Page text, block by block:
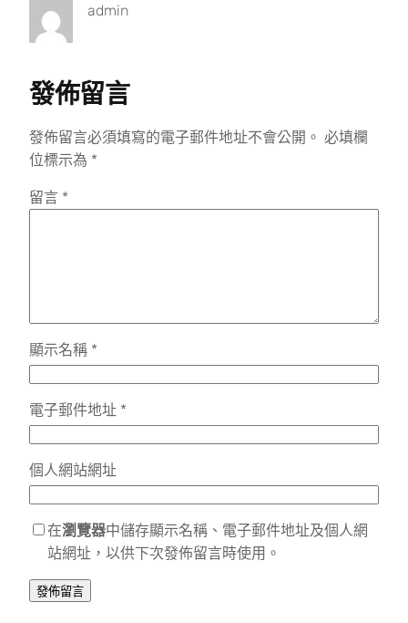
admin
發佈留言
發佈留言必須填寫的電子郵件地址不會公開。 必填欄
位標示為 *
留言 *
顯示名稱 *
電子郵件地址 *
個人網站網址
在瀏覽器中儲存顯示名稱、電子郵件地址及個人網
站網址，以供下次發佈留言時使用。